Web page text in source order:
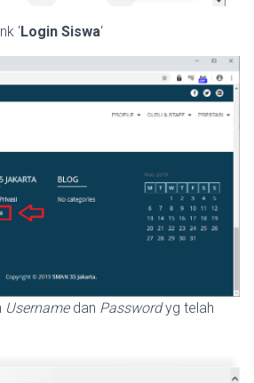
‘Login Siswa‘
Username dan Passwordyg telah